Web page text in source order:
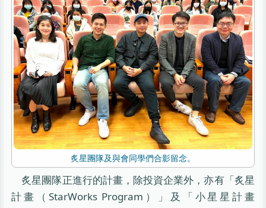
炙星團隊及與會同學們合影留念。
炙星團隊正進行的計畫，除投資企業外，亦有「炙星
計畫（StarWorks Program）」及「小星星計畫